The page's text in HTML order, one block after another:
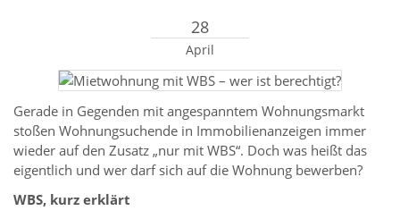
28
April
Gerade in Gegenden mit angespanntem Wohnungsmarkt
stoßen Wohnungsuchende in Immobilienanzeigen immer
wieder auf den Zusatz „nur mit WBS“. Doch was heißt das
eigentlich und wer darf sich auf die Wohnung bewerben?
WBS, kurz erklärt